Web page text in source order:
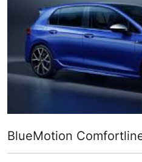
BlueMotion